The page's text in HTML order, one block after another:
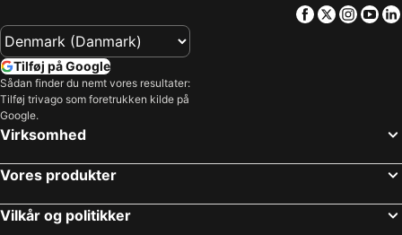
Facebook
Twitter
Tilføj på Google
Sådan finder du nemt vores resultater:
Tilføj trivago som foretrukken kilde på
Google.
Virksomhed
Vores produkter
Vilkår og politikker